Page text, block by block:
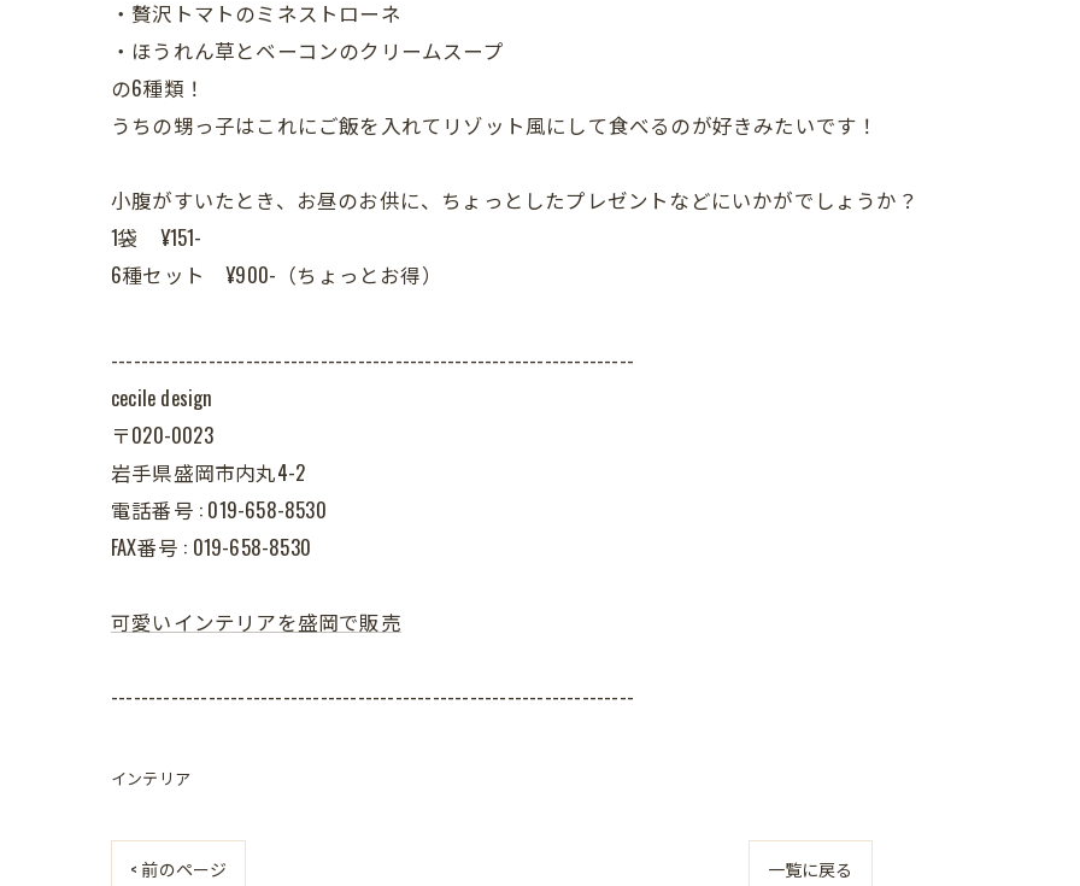
・贅沢トマトのミネストローネ
・ほうれん草とベーコンのクリームスープ
の6種類！
うちの甥っ子はこれにご飯を入れてリゾット風にして食べるのが好きみたいです！
小腹がすいたとき、お昼のお供に、ちょっとしたプレゼントなどにいかがでしょうか？
1袋 ¥151-
6種セット ¥900-（ちょっとお得）
----------------------------------------------------------------------
cecile design
〒020-0023
岩手県盛岡市内丸4-2
電話番号 : 019-658-8530
FAX番号 : 019-658-8530
可愛いインテリアを盛岡で販売
----------------------------------------------------------------------
インテリア
< 前のページ 一覧に戻る